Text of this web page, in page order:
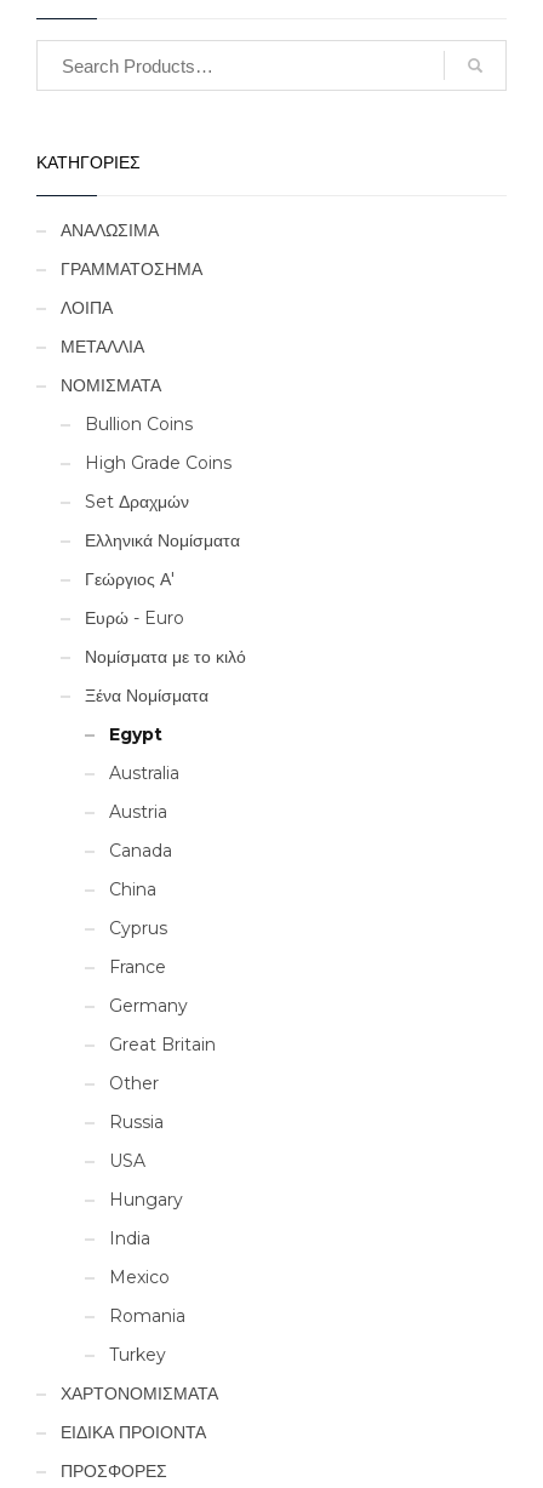
ΚΑΤΗΓΟΡΙΕΣ
ΑΝΑΛΩΣΙΜΑ
ΓΡΑΜΜΑΤΟΣΗΜΑ
ΛΟΙΠΑ
ΜΕΤΑΛΛΙΑ
ΝΟΜΙΣΜΑΤΑ
Bullion Coins
High Grade Coins
Set Δραχμών
Ελληνικά Νομίσματα
Γεώργιος Α'
Ευρώ - Euro
Νομίσματα με το κιλό
Ξένα Νομίσματα
Egypt
Australia
Austria
Canada
China
Cyprus
France
Germany
Great Britain
Other
Russia
USA
Hungary
India
Mexico
Romania
Turkey
ΧΑΡΤΟΝΟΜΙΣΜΑΤΑ
ΕΙΔΙΚΑ ΠΡΟΙΟΝΤΑ
ΠΡΟΣΦΟΡΕΣ